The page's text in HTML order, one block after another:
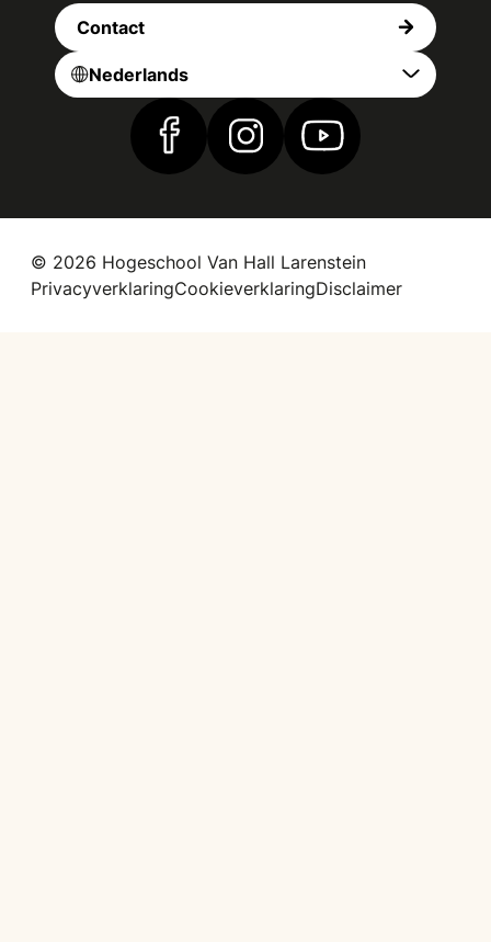
Contact
Nederlands
Vind ons op Facebook
Vind ons op Instagram
Vind ons op
© 2026 Hogeschool Van Hall Larenstein
PrivacyverklaringCookieverklaringDisclaimer